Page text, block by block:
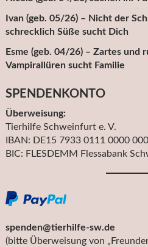
Ivan (geb. 05/26) – Nicht der
schrecklich Süße sucht Dich
Esme (geb. 04/26) – Zartes und
Vampirallüren sucht Familie
SPENDENKONTO
Überweisung:
Tierhilfe Schweinfurt e. V.
IBAN: DE15 7933 0111 0000
BIC: FLESDEMM Flessabank
spenden@tierhilfe-sw.de
(bitte Überweisung von